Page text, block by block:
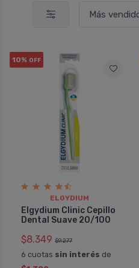
10% OFF
ELGYDIUM
Elgydium Clinic Cepillo
Dental Suave 20/100
$8.349 $9.277
6 cuotas sin interés de